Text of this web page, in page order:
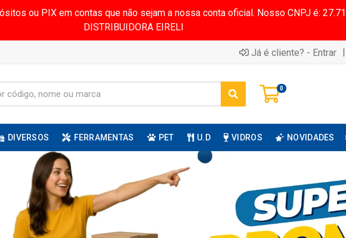
ou PIX em contas que não sejam a nossa conta oficial. Nosso CNPJ é:
DISTRIBUIDORA EIRELI
Já é cliente? - Entrar |
0
DIVERSOS FERRAMENTAS PET U.D VIDROS NOVIDADES